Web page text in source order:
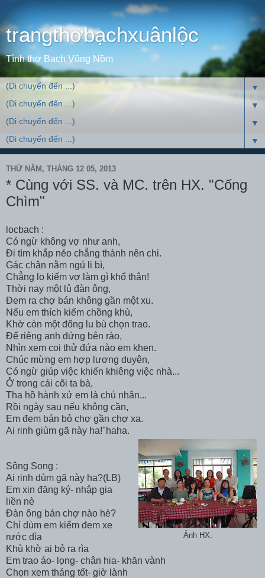
trangthơbạchxuânlộc
Tình thơ Bạch Vũng Nồm
▼
▼
▼
▼
THỨ NĂM, THÁNG 12 05, 2013
* Cùng với SS. và MC. trên HX. "Cống
Chìm"
locbach :
Có ngừ không vợ như anh,
Đi tìm khắp nẻo chẳng thành nên chi.
Gác chân nằm ngủ li bì,
Chẳng lo kiếm vợ làm gì khổ thân!
Thời nay một lủ đàn ông,
Đem ra chợ bán không gần một xu.
Nếu em thích kiếm chồng khù,
Khờ còn một đống lu bù chọn trao.
Để riêng anh đứng bên rào,
Nhìn xem coi thử đứa nào em khen.
Chúc mừng em hợp lương duyên,
Có ngừ giúp việc khiến khiêng việc nhà...
Ở trong cái cõi ta bà,
Tha hồ hành xử em là chủ nhân...
Rồi ngày sau nếu không cần,
Em đem bán bỏ chợ gần chợ xa.
Ai rinh giùm gã này ha!"haha.
Ảnh HX.
Sông Song :
Ai rinh dùm gã này ha?(LB)
Em xin đăng ký- nhập gia
liền nè
Đàn ông bán chợ nào hè?
Chỉ dùm em kiếm đem xe
rước dìa
Khù khờ ai bỏ ra rìa
Em trao áo- lọng- chân hia- khăn vành
Chọn xem tháng tốt- giờ lành